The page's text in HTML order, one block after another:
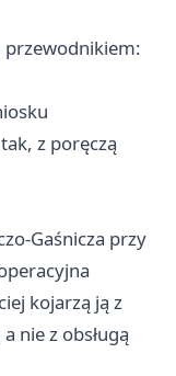
przewodnikiem:
z poręczą
Gaśnicza przy
kojarzą ją z
nie z obsługą